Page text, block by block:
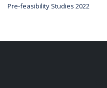
Pre-feasibility Studies 2022